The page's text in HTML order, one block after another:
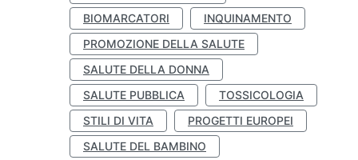
BIOMARCATORI
INQUINAMENTO
PROMOZIONE DELLA SALUTE
SALUTE DELLA DONNA
SALUTE PUBBLICA
TOSSICOLOGIA
STILI DI VITA
PROGETTI EUROPEI
SALUTE DEL BAMBINO